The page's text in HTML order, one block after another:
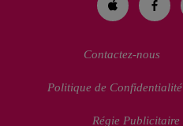
Contactez-nous
Politique de Confidentialité
Régie Publicitaire